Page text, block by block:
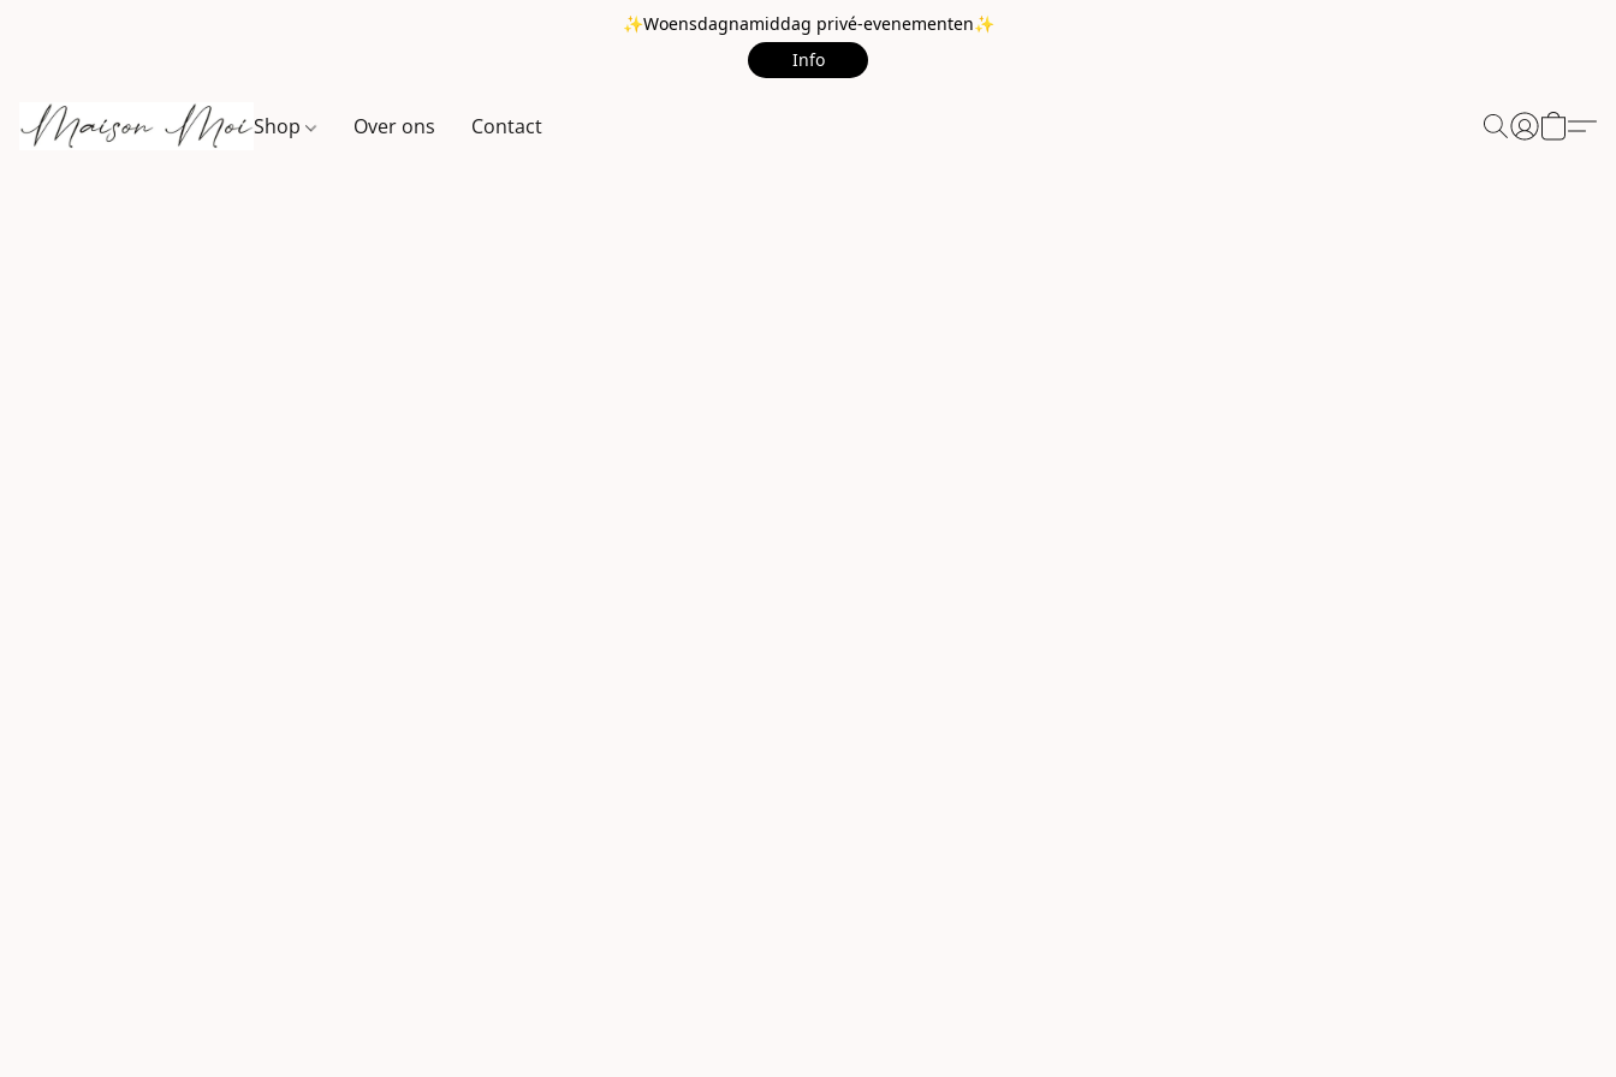
✨Woensdagnamiddag privé-evenementen✨
Info
Shop Over ons Contact